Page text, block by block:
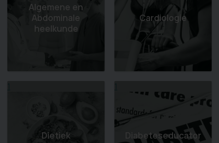
Algemene en
Abdominale
heelkunde
Cardiologie
1
Dietiek
1
Diabeteseducator